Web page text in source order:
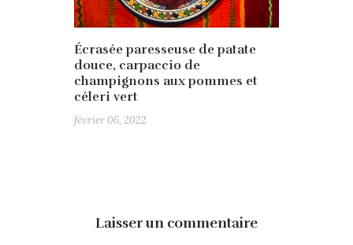
Écrasée paresseuse de patate
douce, carpaccio de
champignons aux pommes et
céleri vert
février 06, 2022
Laisser un commentaire